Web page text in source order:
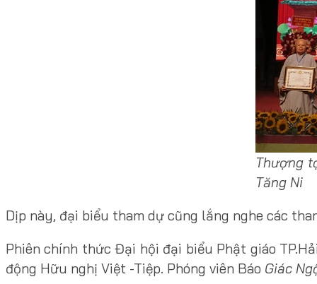
Thượng
Tăng Ni
Dịp này, đại biểu tham dự cũng lắng nghe các
Phiên chính thức Đại hội đại biểu Phật giáo
động Hữu nghị Việt -Tiệp. Phóng viên Báo Giác